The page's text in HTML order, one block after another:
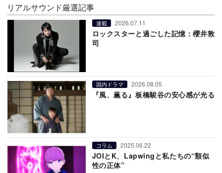
リアルサウンド厳選記事
連載 2026.07.11
ロックスターと過ごした記憶：櫻井敦
司
国内ドラマ 2026.08.05
『風、薫る』板橋駿谷の安心感が光る
コラム 2025.06.22
JOIとK、Lapwingと私たちの“類似
性の正体”